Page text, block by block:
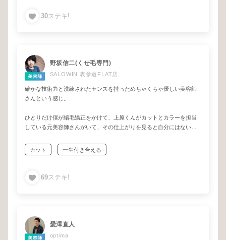
30ステキ!
野坂信二(くせ毛専門)
SALOWIN 表参道FLAT店
確かな技術力と洗練されたセンスを持っためちゃくちゃ優しい美容師
さんという感じ。
ひとりだけ僕が縮毛矯正をかけて、上原くんがカットとカラーを担当
している元美容師さんがいて、その仕上がりを見ると自分にはない技
たまに飲みに行く友人でもありますが、とても優しく人にしっかり寄
リかと。
カット 一生付き合える
69ステキ!
愛澤直人
optima